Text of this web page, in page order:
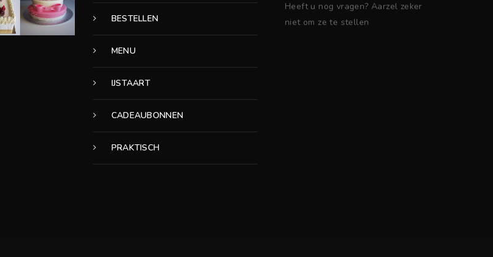
BESTELLEN
MENU
IJSTAART
CADEAUBONNEN
PRAKTISCH
Heeft u nog vragen? Aarzel zeker
niet om ze te stellen